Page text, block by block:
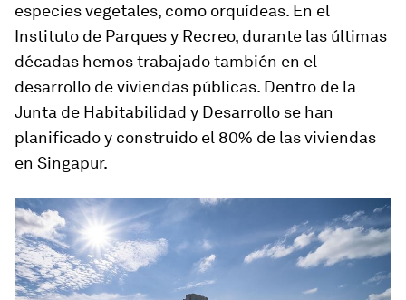
especies vegetales, como orquídeas. En el
Instituto de Parques y Recreo, durante las últimas
décadas hemos trabajado también en el
desarrollo de viviendas públicas. Dentro de la
Junta de Habitabilidad y Desarrollo se han
planificado y construido el 80% de las viviendas
en Singapur.